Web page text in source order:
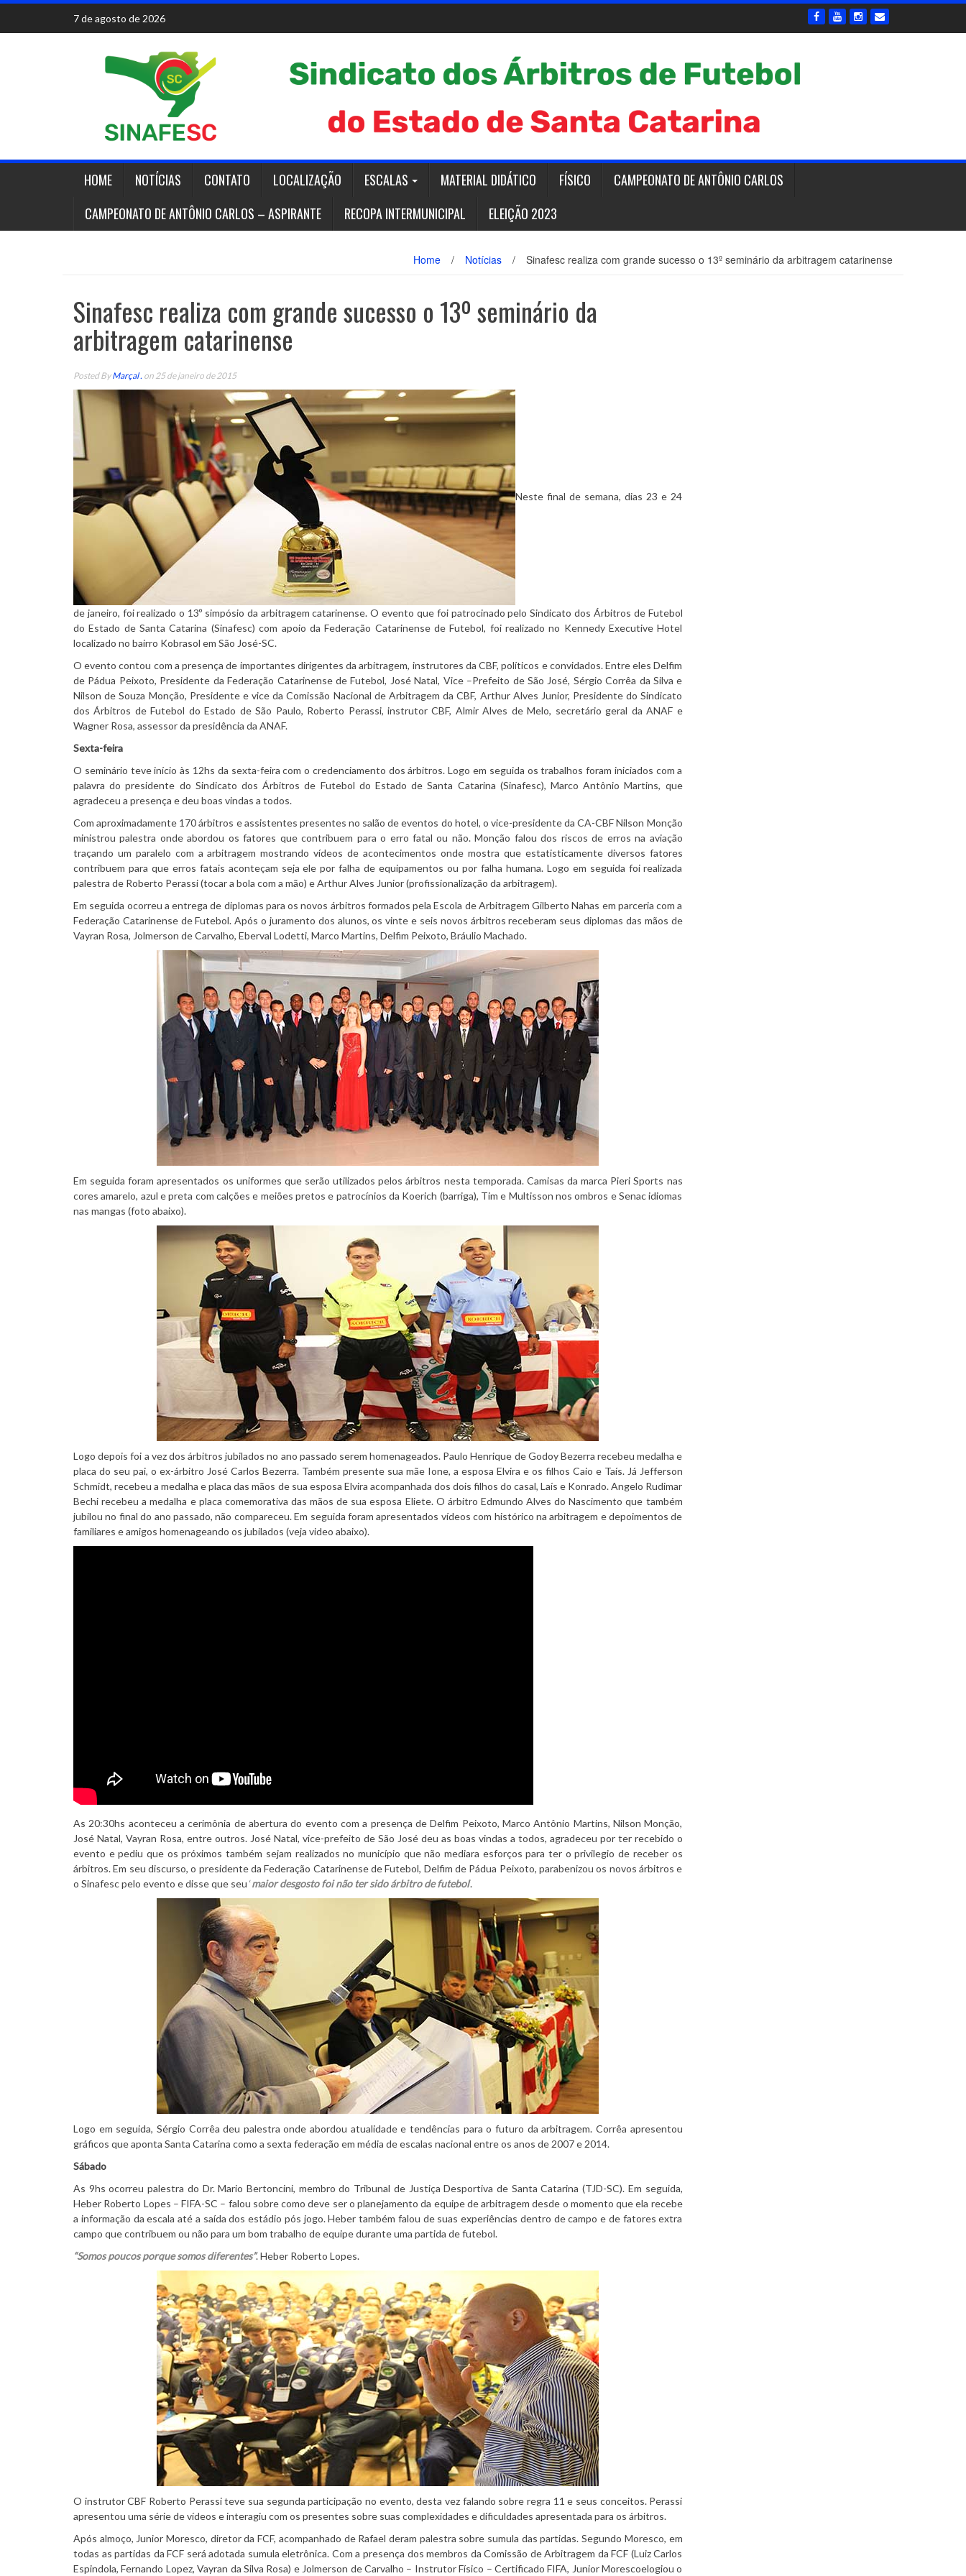
Skip
content
7 de agosto de 2026
HOME NOTÍCIAS CONTATO LOCALIZAÇÃO ESCALAS MATERIAL DIDÁTICO FÍSICO
CAMPEONATO DE ANTÔNIO CARLOS
CAMPEONATO DE ANTÔNIO CARLOS – ASPIRANTE
RECOPA INTERMUNICIPAL ELEIÇÃO 2023
Home / Notícias / Sinafesc realiza com grande sucesso o 13º seminário da arbitragem catarinense
Sinafesc realiza com grande sucesso o 13º seminário da
arbitragem catarinense
Posted ByMarçal . on 25 de janeiro de 2015
Neste final de semana, dias 23 e 24
de janeiro, foi realizado o 13º simpósio da arbitragem catarinense. O evento que foi patrocinado pelo Sindicato dos Árbitros de Futebol
do Estado de Santa Catarina (Sinafesc) com apoio da Federação Catarinense de Futebol, foi realizado no Kennedy Executive Hotel
localizado no bairro Kobrasol em São José-SC.
O evento contou com a presença de importantes dirigentes da arbitragem, instrutores da CBF, políticos e convidados. Entre eles Delfim
de Pádua Peixoto, Presidente da Federação Catarinense de Futebol, José Natal, Vice –Prefeito de São José, Sérgio Corrêa da Silva e
Nilson de Souza Monção, Presidente e vice da Comissão Nacional de Arbitragem da CBF, Arthur Alves Junior, Presidente do Sindicato
dos Árbitros de Futebol do Estado de São Paulo, Roberto Perassi, instrutor CBF, Almir Alves de Melo, secretário geral da ANAF e
Wagner Rosa, assessor da presidência da ANAF.
Sexta-feira
O seminário teve início às 12hs da sexta-feira com o credenciamento dos árbitros. Logo em seguida os trabalhos foram iniciados com a
palavra do presidente do Sindicato dos Árbitros de Futebol do Estado de Santa Catarina (Sinafesc), Marco Antônio Martins, que
agradeceu a presença e deu boas vindas a todos.
Com aproximadamente 170 árbitros e assistentes presentes no salão de eventos do hotel, o vice-presidente da CA-CBF Nilson Monção
ministrou palestra onde abordou os fatores que contribuem para o erro fatal ou não. Monção falou dos riscos de erros na aviação
traçando um paralelo com a arbitragem mostrando vídeos de acontecimentos onde mostra que estatisticamente diversos fatores
contribuem para que erros fatais aconteçam seja ele por falha de equipamentos ou por falha humana. Logo em seguida foi realizada
palestra de Roberto Perassi (tocar a bola com a mão) e Arthur Alves Junior (profissionalização da arbitragem).
Em seguida ocorreu a entrega de diplomas para os novos árbitros formados pela Escola de Arbitragem Gilberto Nahas em parceria com a
Federação Catarinense de Futebol. Após o juramento dos alunos, os vinte e seis novos árbitros receberam seus diplomas das mãos de
Vayran Rosa, Jolmerson de Carvalho, Eberval Lodetti, Marco Martins, Delfim Peixoto, Bráulio Machado.
Em seguida foram apresentados os uniformes que serão utilizados pelos árbitros nesta temporada. Camisas da marca Pieri Sports nas
cores amarelo, azul e preta com calções e meiões pretos e patrocínios da Koerich (barriga), Tim e Multisson nos ombros e Senac idiomas
nas mangas (foto abaixo).
Logo depois foi a vez dos árbitros jubilados no ano passado serem homenageados. Paulo Henrique de Godoy Bezerra recebeu medalha e
placa do seu pai, o ex-árbitro José Carlos Bezerra. Também presente sua mãe Ione, a esposa Elvira e os filhos Caio e Taís. Já Jefferson
Schmidt, recebeu a medalha e placa das mãos de sua esposa Elvira acompanhada dos dois filhos do casal, Laís e Konrado. Angelo Rudimar
Bechi recebeu a medalha e placa comemorativa das mãos de sua esposa Eliete. O árbitro Edmundo Alves do Nascimento que também
jubilou no final do ano passado, não compareceu. Em seguida foram apresentados vídeos com histórico na arbitragem e depoimentos de
familiares e amigos homenageando os jubilados (veja video abaixo).
As 20:30hs aconteceu a cerimônia de abertura do evento com a presença de Delfim Peixoto, Marco Antônio Martins, Nilson Monção,
José Natal, Vayran Rosa, entre outros. José Natal, vice-prefeito de São José deu as boas vindas a todos, agradeceu por ter recebido o
evento e pediu que os próximos também sejam realizados no município que não mediara esforços para ter o privilegio de receber os
árbitros. Em seu discurso, o presidente da Federação Catarinense de Futebol, Delfim de Pádua Peixoto, parabenizou os novos árbitros e
o Sinafesc pelo evento e disse que seu ‘maior desgosto foi não ter sido árbitro de futebol‘.
Logo em seguida, Sérgio Corrêa deu palestra onde abordou atualidade e tendências para o futuro da arbitragem. Corrêa apresentou
gráficos que aponta Santa Catarina como a sexta federação em média de escalas nacional entre os anos de 2007 e 2014.
Sábado
As 9hs ocorreu palestra do Dr. Mario Bertoncini, membro do Tribunal de Justiça Desportiva de Santa Catarina (TJD-SC). Em seguida,
Heber Roberto Lopes – FIFA-SC – falou sobre como deve ser o planejamento da equipe de arbitragem desde o momento que ela recebe
a informação da escala até a saída dos estádio pós jogo. Heber também falou de suas experiências dentro de campo e de fatores extra
campo que contribuem ou não para um bom trabalho de equipe durante uma partida de futebol.
“Somos poucos porque somos diferentes”. Heber Roberto Lopes.
O instrutor CBF Roberto Perassi teve sua segunda participação no evento, desta vez falando sobre regra 11 e seus conceitos. Perassi
apresentou uma série de vídeos e interagiu com os presentes sobre suas complexidades e dificuldades apresentada para os árbitros.
Após almoço, Junior Moresco, diretor da FCF, acompanhado de Rafael deram palestra sobre sumula das partidas. Segundo Moresco, em
todas as partidas da FCF será adotada sumula eletrônica. Com a presença dos membros da Comissão de Arbitragem da FCF (Luiz Carlos
Espindola, Fernando Lopez, Vayran da Silva Rosa) e Jolmerson de Carvalho – Instrutor Físico – Certificado FIFA, Junior Morescoelogiou o